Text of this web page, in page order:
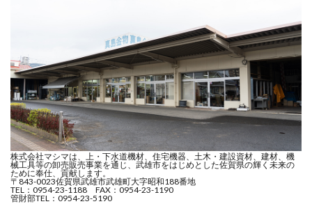
株式会社マシマは、上・下水道機材、住宅機器、土木・建設資材、建材、機
械工具等の卸売販売事業を通じ、武雄市をはじめとした佐賀県の輝く未来の
ために奉仕、貢献します。
〒843-0023佐賀県武雄市武雄町大字昭和188番地
TEL：0954-23-1188 FAX：0954-23-1190
管財部TEL：0954-23-5190